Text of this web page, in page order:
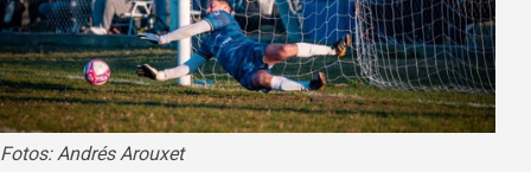
Fotos: Andrés Arouxet